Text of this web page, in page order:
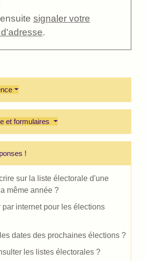
signaler votre
.
et formulaires
!
sur la liste électorale d'une
même année ?
par internet pour les élections
dates des prochaines élections ?
les listes électorales ?